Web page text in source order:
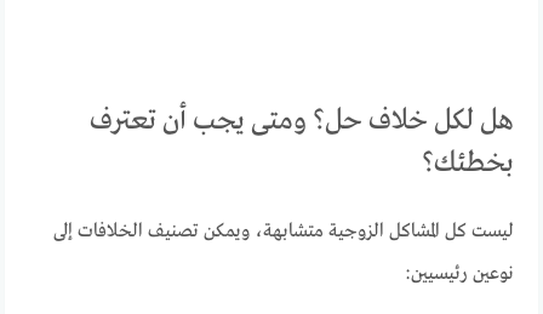
هل لكل خلاف حل؟ ومتى يجب أن تعترف
بخطئك؟
ليست كل المشاكل الزوجية متشابهة، ويمكن تصنيف الخلافات إلى
نوعين رئيسيين: